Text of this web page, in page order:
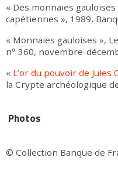
« Des monnaies
capétiennes », 1989,
« Monnaies gauloises »,
n° 360, novembre-
« L’or du pouvoir de Jules
la Crypte archéologique
Photos
© Collection Banque de